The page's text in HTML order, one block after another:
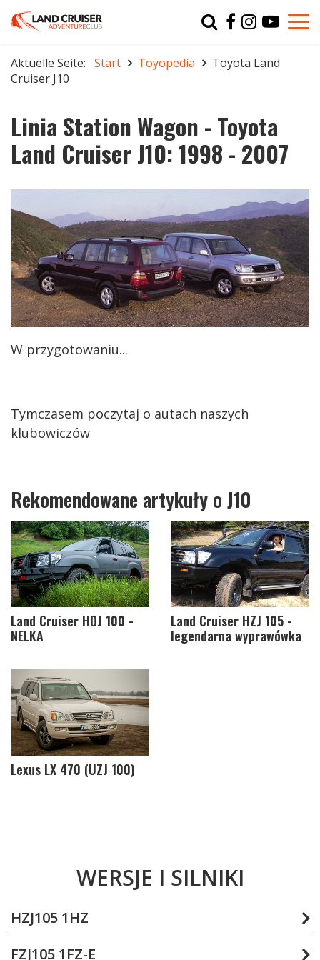
Aktuelle Seite: Start Toyopedia
Toyota Land
Cruiser J10
Linia Station Wagon - Toyota
Land Cruiser J10: 1998 - 2007
W przygotowaniu...
Tymczasem poczytaj o autach naszych
klubowiczów
Rekomendowane artykuły o J10
Land Cruiser HDJ 100 -
NELKA
Land Cruiser HZJ 105 -
legendarna wyprawówka
Lexus LX 470 (UZJ 100)
WERSJE I SILNIKI
HZJ105 1HZ
FZJ105 1FZ-E